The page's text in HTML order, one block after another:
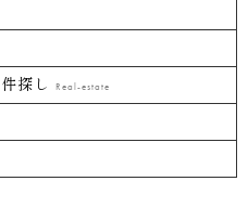
探し Real-estate